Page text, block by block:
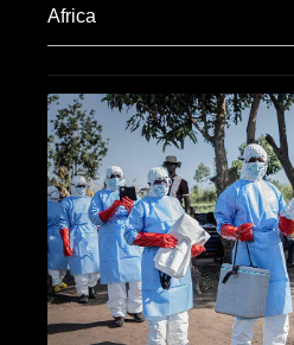
Africa​